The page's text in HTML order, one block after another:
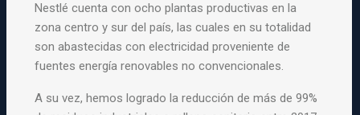
Nestlé cuenta con ocho plantas productivas en la
zona centro y sur del país, las cuales en su totalidad
son abastecidas con electricidad proveniente de
fuentes energía renovables no convencionales.
A su vez, hemos logrado la reducción de más de 99%